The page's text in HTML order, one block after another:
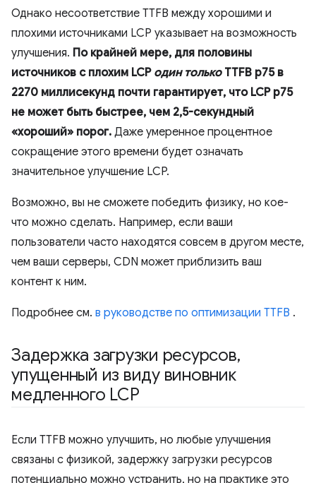
Однако несоответствие TTFB между хорошими и
плохими источниками LCP указывает на возможность
улучшения. По крайней мере, для половины
источников с плохим LCP один толькоTTFB p75 в
2270 миллисекунд почти гарантирует, что LCP p75
не может быть быстрее, чем 2,5-секундный
«хороший» порог. Даже умеренное процентное
сокращение этого времени будет означать
значительное улучшение LCP.
Возможно, вы не сможете победить физику, но кое-
что можно сделать. Например, если ваши
пользователи часто находятся совсем в другом месте,
чем ваши серверы, CDN может приблизить ваш
контент к ним.
Подробнее см. в руководстве по оптимизации TTFB .
Задержка загрузки ресурсов,
упущенный из виду виновник
медленного LCP
Если TTFB можно улучшить, но любые улучшения
связаны с физикой, задержку загрузки ресурсов
потенциально можно устранить, но на практике это